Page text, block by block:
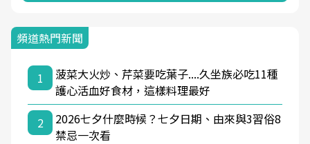
頻道熱門新聞
1
菠菜大火炒、芹菜要吃葉子....久坐族必吃11種
護心活血好食材，這樣料理最好
2
2026七夕什麼時候？七夕日期、由來與3習俗8
禁忌一次看